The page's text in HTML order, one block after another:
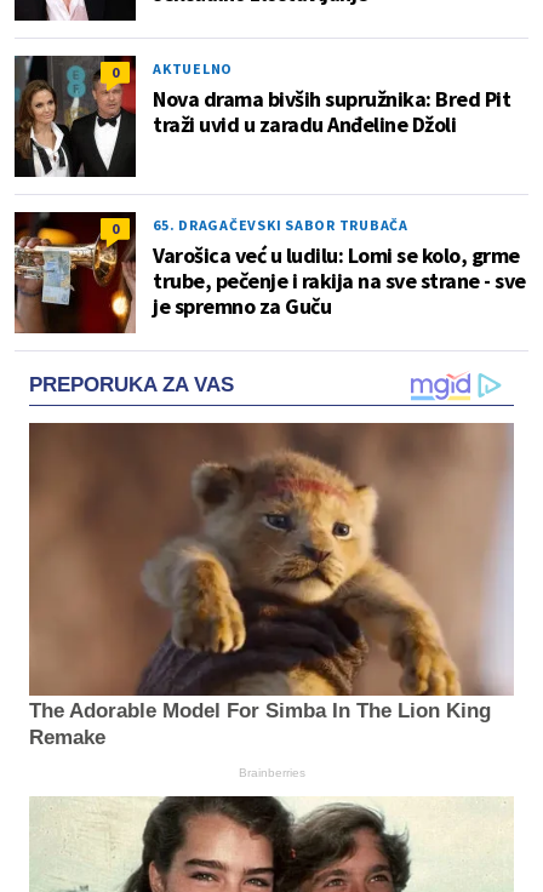
0 AKTUELNO
Nova drama bivših supružnika: Bred Pit
traži uvid u zaradu Anđeline Džoli
0 65. DRAGAČEVSKI SABOR TRUBAČA
Varošica već u ludilu: Lomi se kolo, grme
trube, pečenje i rakija na sve strane - sve
je spremno za Guču
PREPORUKA ZA VAS
The Adorable Model For Simba In The Lion King
Remake
Brainberries